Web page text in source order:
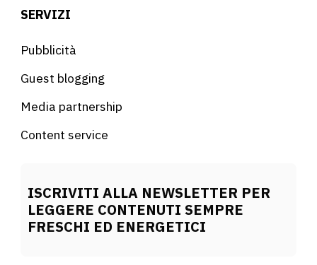
SERVIZI
Pubblicità
Guest blogging
Media partnership
Content service
ISCRIVITI ALLA NEWSLETTER PER
LEGGERE CONTENUTI SEMPRE
FRESCHI ED ENERGETICI